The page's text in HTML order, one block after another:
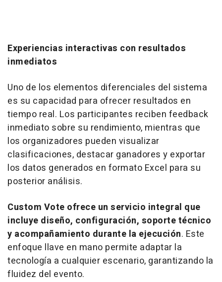
Experiencias interactivas con resultados
inmediatos
Uno de los elementos diferenciales del sistema
es su capacidad para ofrecer resultados en
tiempo real. Los participantes reciben feedback
inmediato sobre su rendimiento, mientras que
los organizadores pueden visualizar
clasificaciones, destacar ganadores y exportar
los datos generados en formato Excel para su
posterior análisis.
Custom Vote ofrece un servicio integral que
incluye diseño, configuración, soporte técnico
y acompañamiento durante la ejecución. Este
enfoque llave en mano permite adaptar la
tecnología a cualquier escenario, garantizando la
fluidez del evento.